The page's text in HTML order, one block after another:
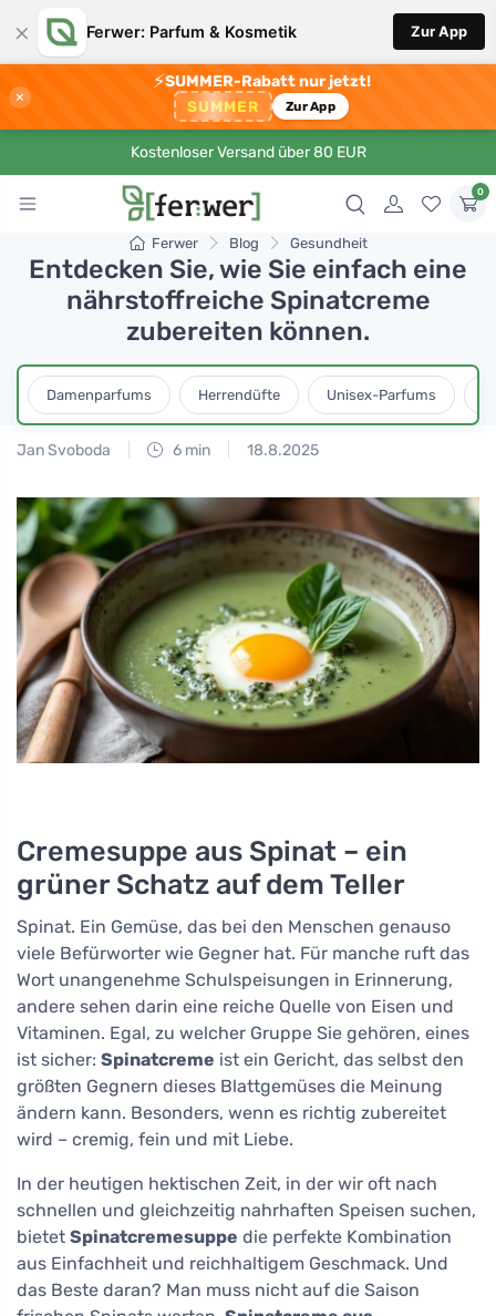
× Ferwer: Parfum & Kosmetik Zur App
×
⚡SUMMER-Rabatt nur jetzt!
SUMMER Zur App
Kostenloser Versand über 80 EUR
0
Ferwer Blog Gesundheit
Entdecken Sie, wie Sie einfach eine
nährstoffreiche Spinatcreme
zubereiten können.
Damenparfums Herrendüfte Unisex-Parfums
Jan Svoboda 6 min 18.8.2025
Cremesuppe aus Spinat – ein
grüner Schatz auf dem Teller
Spinat. Ein Gemüse, das bei den Menschen genauso
viele Befürworter wie Gegner hat. Für manche ruft das
Wort unangenehme Schulspeisungen in Erinnerung,
andere sehen darin eine reiche Quelle von Eisen und
Vitaminen. Egal, zu welcher Gruppe Sie gehören, eines
ist sicher: Spinatcreme ist ein Gericht, das selbst den
größten Gegnern dieses Blattgemüses die Meinung
ändern kann. Besonders, wenn es richtig zubereitet
wird – cremig, fein und mit Liebe.
In der heutigen hektischen Zeit, in der wir oft nach
schnellen und gleichzeitig nahrhaften Speisen suchen,
bietet Spinatcremesuppe die perfekte Kombination
aus Einfachheit und reichhaltigem Geschmack. Und
das Beste daran? Man muss nicht auf die Saison